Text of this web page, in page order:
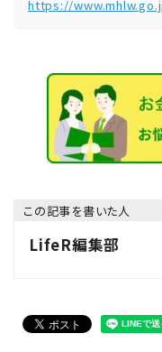
https://
この記事を書いた人
LifeR編集部